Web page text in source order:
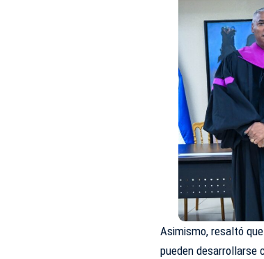
Asimismo, resaltó
pueden desarrollarse